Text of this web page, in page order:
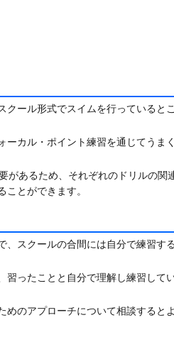
ール形式でスイムを行っていると
カル・ポイント練習を通じてうま
があるため、それぞれのドリルの関
とができます。
スクールの合間には自分で練習す
ったことと自分で理解し練習して
のアプローチについて相談すると